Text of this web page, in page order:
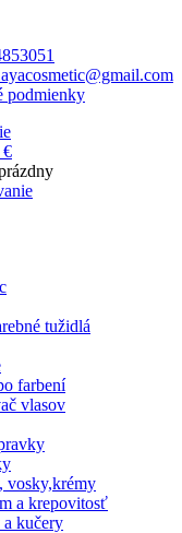
podmienky
€
tužidlá
farbení
vlasov
vosky,krémy
a krepovitosť
kučery